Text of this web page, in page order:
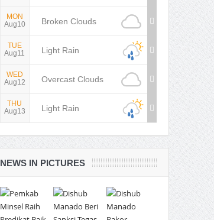
MON
Aug10
Broken Clouds
TUE
Aug11
Light Rain
WED
Aug12
Overcast Clouds
THU
Aug13
Light Rain
NEWS IN PICTURES